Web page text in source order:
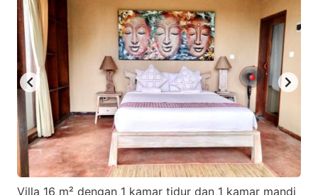
Villa 16 m² dengan 1 kamar tidur dan 1 kamar mandi